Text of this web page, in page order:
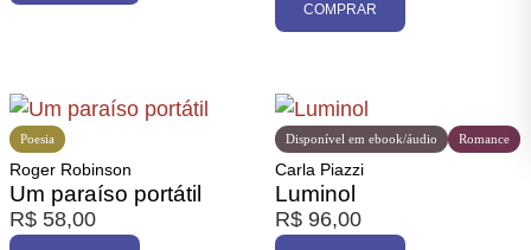
COMPRAR
Poesia
Roger Robinson
Um paraíso portátil
R$ 58,00
Disponível em ebook/áudio Romance
Carla Piazzi
Luminol
R$ 96,00